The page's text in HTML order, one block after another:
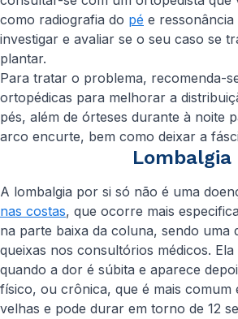
como radiografia do pé e
investigar e avaliar se o seu caso se
plantar.
Para tratar o problema, recomenda-
ortopédicas para melhorar a
pés, além de órteses durante à noite
arco encurte, bem como deixar a
Lombalgia
A lombalgia por si só não é uma
nas costas, que ocorre mais
na parte baixa da coluna, sendo uma
queixas nos consultórios médicos.
quando a dor é súbita e aparece
físico, ou crônica, que é mais comum
velhas e pode durar em torno de 12